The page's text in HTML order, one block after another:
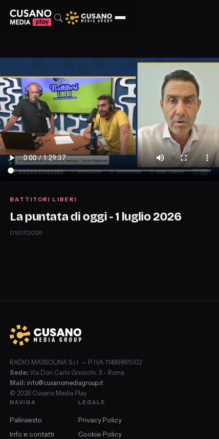
BATTITORI LIBERI
La puntata di oggi - 1 luglio 2026
01/07/2026
RADIO MASSOLINA S.r.l. — P. IVA 11489861002
Sede: Via Don Carlo Gnocchi, 3 – Roma
Mail: info@cusanomediagroup.it
© 2026 Cusano Media Play
NAVIGA
Palinsesto
Info e contatti
LEGALE
Privacy Policy
Cookie Policy